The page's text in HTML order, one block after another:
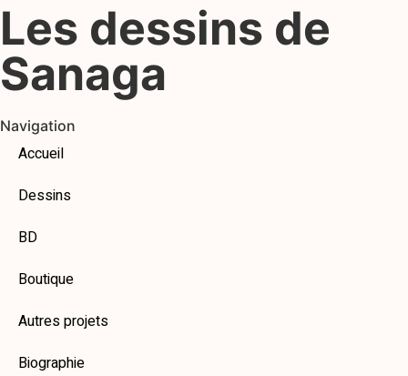
Les dessins de
Sanaga
Navigation
Accueil
Dessins
BD
Boutique
Autres projets
Biographie